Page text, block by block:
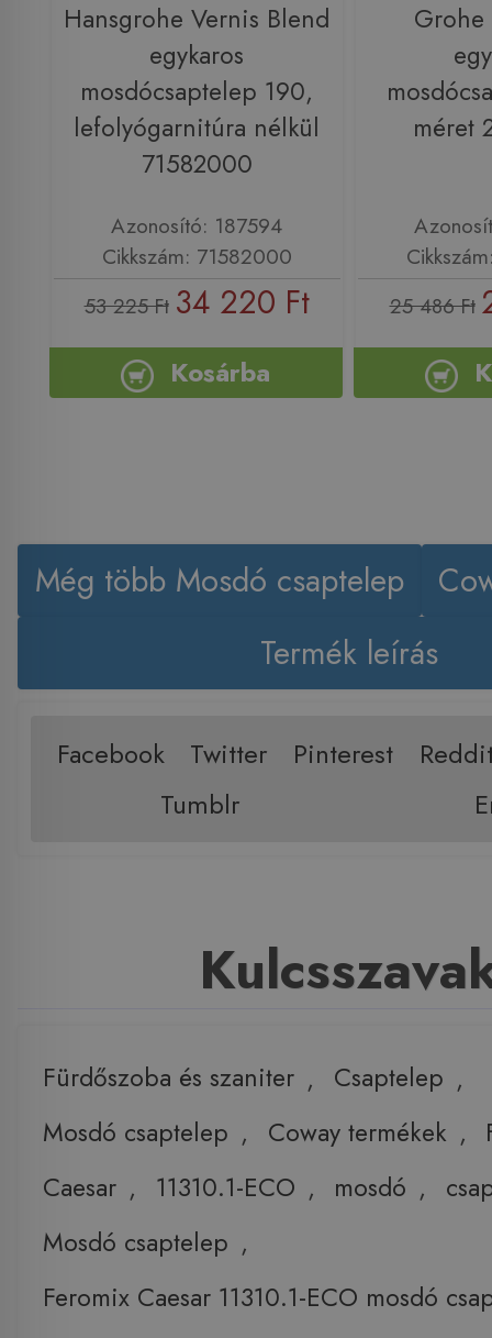
Hansgrohe Vernis Blend
egykaros
mosdócsaptelep 190,
lefolyógarnitúra nélkül
71582000
Azonosító: 187594
Cikkszám: 71582000
53 225 Ft 34 220 Ft
Kosárba
Grohe
méret
25 486 Ft
Még több Mosdó csaptelep
Termék leírás
Facebook Twitter Pinterest
Tumblr
Fürdőszoba és szaniter , Csaptelep ,
Mosdó csaptelep , Coway termékek ,
Caesar , 11310.1-ECO , mosdó ,
Mosdó csaptelep ,
Feromix Caesar 11310.1-ECO mosdó